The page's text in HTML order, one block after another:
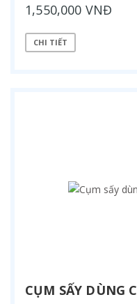
1,550,000 VNĐ
CHI TIẾT
CỤM SẤY DÙNG